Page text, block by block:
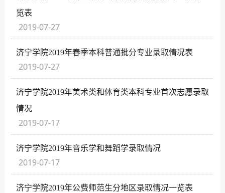
览表
2019-07-27
济宁学院2019年春季本科普通批分专业录取情况表
2019-07-27
济宁学院2019年美术类和体育类本科专业首次志愿录取
情况
2019-07-17
济宁学院2019年音乐学和舞蹈学录取情况
2019-07-17
济宁学院2019年公费师范生分地区录取情况一览表